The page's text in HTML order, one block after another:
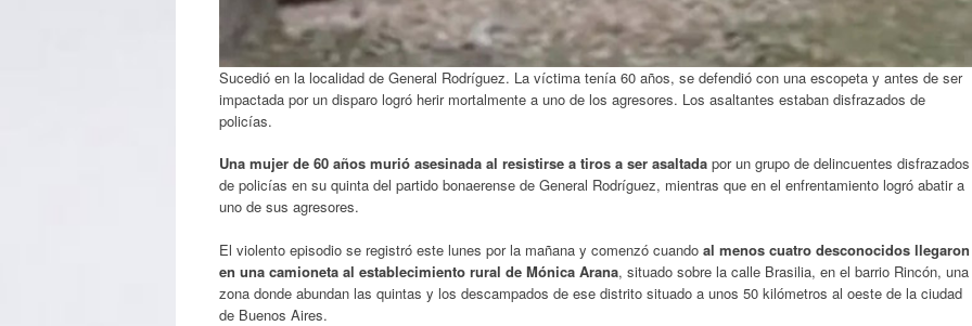
Sucedió en la localidad de General Rodríguez. La víctima tenía 60 años, se defendió con una escopeta y antes de ser
impactada por un disparo logró herir mortalmente a uno de los agresores. Los asaltantes estaban disfrazados de
policías.
Una mujer de 60 años murió asesinada al resistirse a tiros a ser asaltada por un grupo de delincuentes disfrazados
de policías en su quinta del partido bonaerense de General Rodríguez, mientras que en el enfrentamiento logró abatir a
uno de sus agresores.
El violento episodio se registró este lunes por la mañana y comenzó cuando al menos cuatro desconocidos llegaron
en una camioneta al establecimiento rural de Mónica Arana, situado sobre la calle Brasilia, en el barrio Rincón, una
zona donde abundan las quintas y los descampados de ese distrito situado a unos 50 kilómetros al oeste de la ciudad
de Buenos Aires.